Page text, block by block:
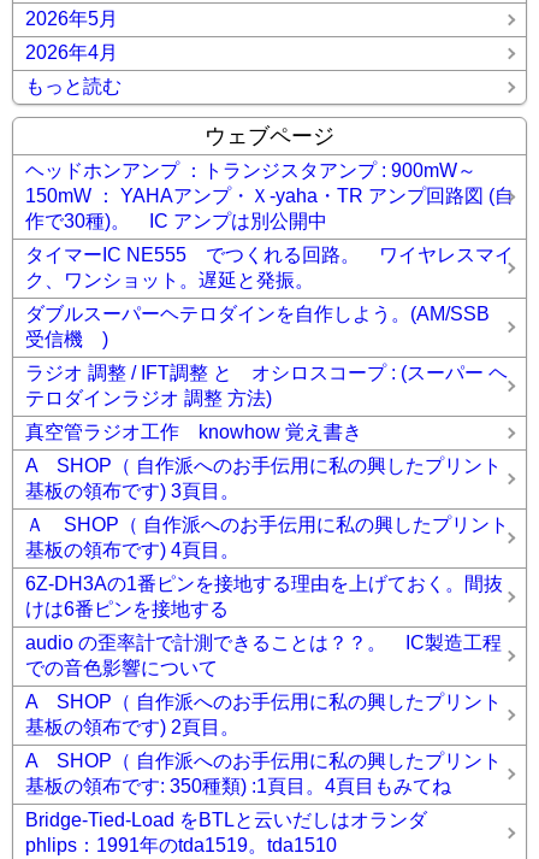
2026年5月
2026年4月
もっと読む
ウェブページ
ヘッドホンアンプ ：トランジスタアンプ : 900mW～
150mW ： YAHAアンプ・Ｘ-yaha・TR アンプ回路図 (自
作で30種)。 IC アンプは別公開中
タイマーIC NE555 でつくれる回路。 ワイヤレスマイ
ク、ワンショット。遅延と発振。
ダブルスーパーヘテロダインを自作しよう。(AM/SSB
受信機 )
ラジオ 調整 / IFT調整 と オシロスコープ : (スーパー ヘ
テロダインラジオ 調整 方法)
真空管ラジオ工作 knowhow 覚え書き
A SHOP（ 自作派へのお手伝用に私の興したプリント
基板の領布です) 3頁目。
Ａ SHOP（ 自作派へのお手伝用に私の興したプリント
基板の領布です) 4頁目。
6Z-DH3Aの1番ピンを接地する理由を上げておく。間抜
けは6番ピンを接地する
audio の歪率計で計測できることは？？。 IC製造工程
での音色影響について
A SHOP（ 自作派へのお手伝用に私の興したプリント
基板の領布です) 2頁目。
A SHOP（ 自作派へのお手伝用に私の興したプリント
基板の領布です: 350種類) :1頁目。4頁目もみてね
Bridge-Tied-Load をBTLと云いだしはオランダ
phlips：1991年のtda1519。tda1510